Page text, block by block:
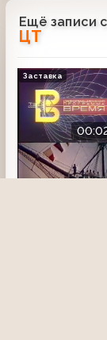
Ещё записи
ЦТ
Заставка